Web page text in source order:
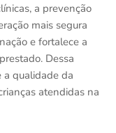
a prevenção
mais segura
e fortalece a
Dessa
a qualidade da
atendidas na